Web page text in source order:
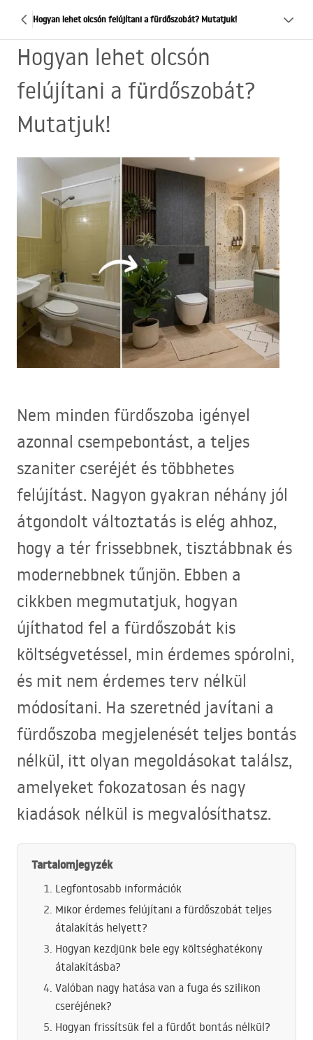
Hogyan lehet olcsón felújítani a fürdőszobát? Mutatjuk!
Hogyan lehet olcsón
felújítani a fürdőszobát?
Mutatjuk!
Nem minden fürdőszoba igényel
azonnal csempebontást, a teljes
szaniter cseréjét és többhetes
felújítást. Nagyon gyakran néhány jól
átgondolt változtatás is elég ahhoz,
hogy a tér frissebbnek, tisztábbnak és
modernebbnek tűnjön. Ebben a
cikkben megmutatjuk, hogyan
újíthatod fel a fürdőszobát kis
költségvetéssel, min érdemes spórolni,
és mit nem érdemes terv nélkül
módosítani. Ha szeretnéd javítani a
fürdőszoba megjelenését teljes bontás
nélkül, itt olyan megoldásokat találsz,
amelyeket fokozatosan és nagy
kiadások nélkül is megvalósíthatsz.
Tartalomjegyzék
Legfontosabb információk
Mikor érdemes felújítani a fürdőszobát teljes
átalakítás helyett?
Hogyan kezdjünk bele egy költséghatékony
átalakításba?
Valóban nagy hatása van a fuga és szilikon
cseréjének?
Hogyan frissítsük fel a fürdőt bontás nélkül?